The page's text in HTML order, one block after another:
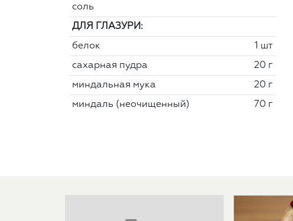
соль
ДЛЯ ГЛАЗУРИ:
белок 1 шт
сахарная пудра 20 г
миндальная мука 20 г
миндаль (неочищенный) 70 г